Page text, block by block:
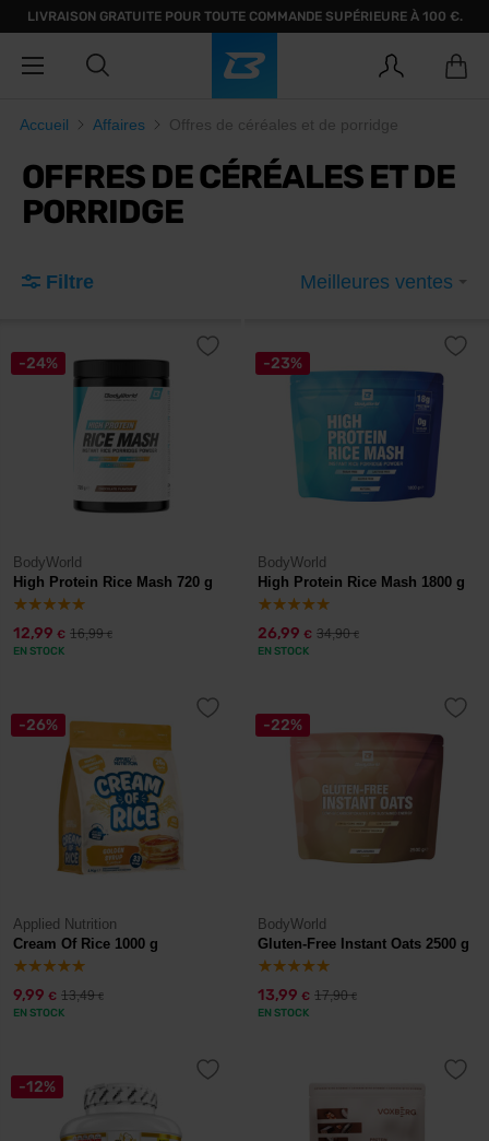
LIVRAISON GRATUITE POUR TOUTE COMMANDE SUPÉRIEURE À 100 €.
Accueil Affaires Offres de céréales et de porridge
OFFRES DE CÉRÉALES ET DE
PORRIDGE
Filtre Meilleures ventes
-24%
BodyWorld
High Protein Rice Mash 720 g
12,99 € 16,99€
EN STOCK
-23%
BodyWorld
High Protein Rice Mash 1800 g
26,99 € 34,90€
EN STOCK
-26%
Applied Nutrition
Cream Of Rice 1000 g
9,99 € 13,49€
EN STOCK
-22%
BodyWorld
Gluten-Free Instant Oats 2500 g
13,99 € 17,90€
EN STOCK
-12%